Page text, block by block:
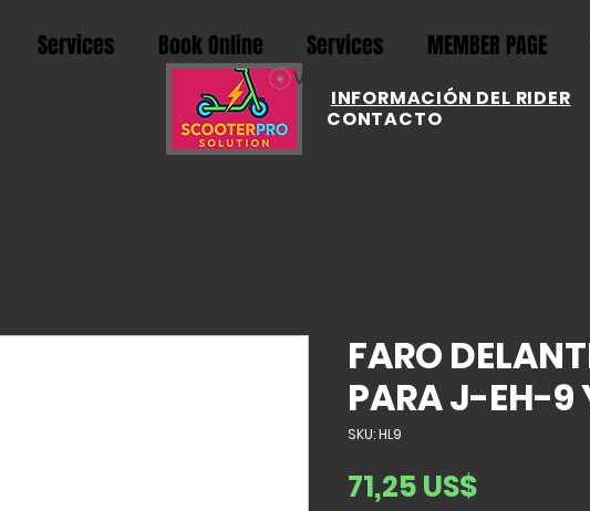
Services Book Online Services MEMBER PAGE
INFORMACIÓN DEL RIDER
CONTACTO
Ver puntos
FARO
PARA J-EH-
SKU: HL9
71,25 US$Precio